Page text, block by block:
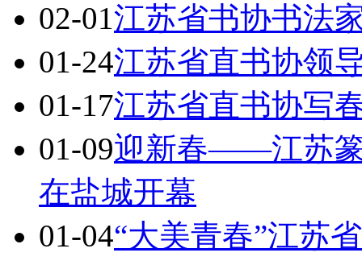
02-01江苏省书协书法
01-24江苏省直书协领
01-17江苏省直书协写
01-09迎新春——江苏篆
在盐城开幕
01-04“大美青春”江苏